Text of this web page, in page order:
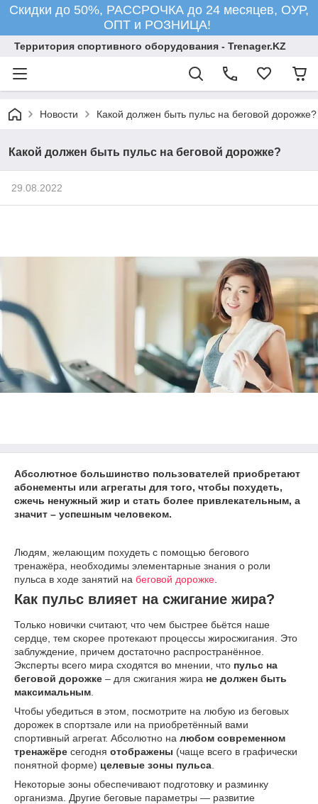
Скидки до 50%, РАССРОЧКА до 24 месяцев, ОУР,
ОПТ и РОЗНИЦА!
Территория спортивного оборудования - Trenager.KZ
Новости Какой должен быть пульс на беговой дорожке?
Какой должен быть пульс на беговой дорожке?
29.08.2022
Абсолютное большинство пользователей приобретают
абонементы или агрегаты для того, чтобы похудеть,
сжечь ненужный жир и стать более привлекательным, а
значит – успешным человеком.
Людям, желающим похудеть с помощью бегового
тренажёра, необходимы элементарные знания о роли
пульса в ходе занятий на беговой дорожке
Как пульс влияет на сжигание жира?
Только новички считают, что чем быстрее бьётся наше
сердце, тем скорее протекают процессы жиросжигания. Это
заблуждение, причем достаточно распространённое.
Эксперты всего мира сходятся во мнении, что пульс на
беговой дорожке – для сжигания жира не должен быть
максимальным
Чтобы убедиться в этом, посмотрите на любую из беговых
дорожек в спортзале или на приобретённый вами
спортивный агрегат. Абсолютно на любом современном
тренажёре сегодня отображены (чаще всего в графически
понятной форме) целевые зоны пульса
Некоторые зоны обеспечивают подготовку и разминку
организма. Другие беговые параметры — развитие